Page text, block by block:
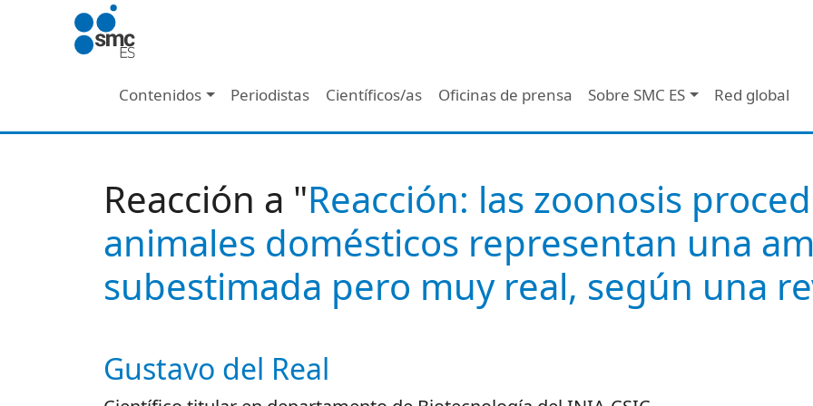
Pasar al contenido principal
Navegación principal - Header
Contenidos Periodistas Científicos/as Oficinas de prensa Sobre SMC ES Red global
Reacción a "Reacción: las zoonosis
animales domésticos representan una
subestimada pero muy real, según una
Autor/es reacciones
Gustavo del Real